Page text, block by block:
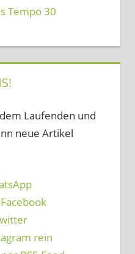
Tempo 30
Laufenden und
neue Artikel
rein